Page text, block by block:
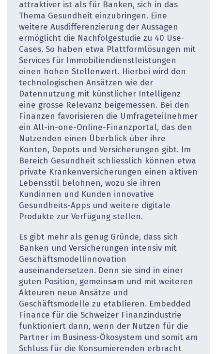
attraktiver ist als für Banken, sich in das
Thema Gesundheit einzubringen. Eine
weitere Ausdifferenzierung der Aussagen
ermöglicht die Nachfolgestudie zu 40 Use-
Cases. So haben etwa Plattformlösungen mit
Services für Immobiliendienstleistungen
einen hohen Stellenwert. Hierbei wird den
technologischen Ansätzen wie der
Datennutzung mit künstlicher Intelligenz
eine grosse Relevanz beigemessen. Bei den
Finanzen favorisieren die Umfrageteilnehmer
ein All-in-one-Online-Finanzportal, das den
Nutzenden einen Überblick über ihre
Konten, Depots und Versicherungen gibt. Im
Bereich Gesundheit schliesslich können etwa
private Krankenversicherungen einen aktiven
Lebensstil belohnen, wozu sie ihren
Kundinnen und Kunden innovative
Gesundheits-Apps und weitere digitale
Produkte zur Verfügung stellen.
Es gibt mehr als genug Gründe, dass sich
Banken und Versicherungen intensiv mit
Geschäftsmodellinnovation
auseinandersetzen. Denn sie sind in einer
guten Position, gemeinsam und mit weiteren
Akteuren neue Ansätze und
Geschäftsmodelle zu etablieren. Embedded
Finance für die Schweizer Finanzindustrie
funktioniert dann, wenn der Nutzen für die
Partner im Business-Ökosystem und somit am
Schluss für die Konsumierenden erbracht